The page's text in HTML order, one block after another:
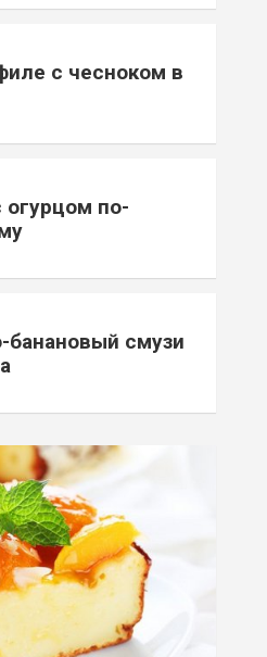
с чесноком в
огурцом по-
банановый смузи